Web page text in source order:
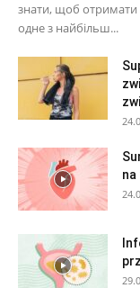
знати, щоб
одне з найбільш...
na